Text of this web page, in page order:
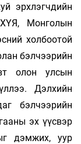
эрхлэгчдийн
Монголын
холбоотой
бэлчээрийн
олон улсын
Дэлхийн
бэлчээрийн
эх үүсвэр
дэмжих, уур